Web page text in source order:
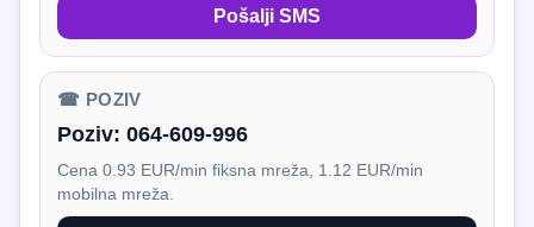
Pošalji SMS
☎ POZIV
Poziv: 064-609-996
Cena 0.93 EUR/min fiksna mreža, 1.12 EUR/min
mobilna mreža.